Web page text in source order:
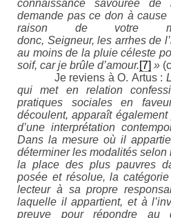
connaissance savourée
demande pas ce don à
raison de votre
donc, Seigneur, les arrhes de
au moins de la pluie céleste
soif, car je brûle d’amour.[7] »
Je reviens à O. Artus :
qui met en relation
pratiques sociales en
découlent, apparaît
d’une interprétation
Dans la mesure où il
déterminer les modalités
la place des plus pauvres
posée et résolue, la
lecteur à sa propre
laquelle il appartient, et à
preuve pour répondre au